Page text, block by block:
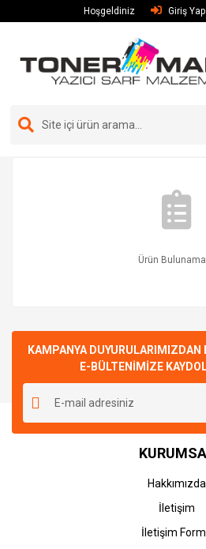
Hoşgeldiniz Giriş Yap
Ürün
KAMPANYA DUYURULARIMIZDAN
E-BÜLTENİMİZE
Hakkımızda
İletişim
İletişim